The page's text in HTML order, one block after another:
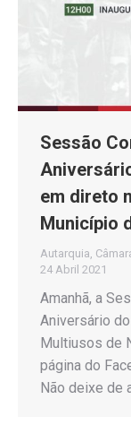
Sessão
em direto
Município
Autarquia,
24 Abril 2021
Amanhã, a
Aniversário
Multiusos de
página do
Não deixe de